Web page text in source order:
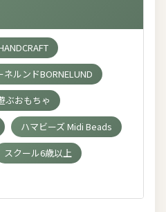
ネルンドBORNELUND
ぶおもちゃ
ハマビーズ Midi Beads
スクール6歳以上